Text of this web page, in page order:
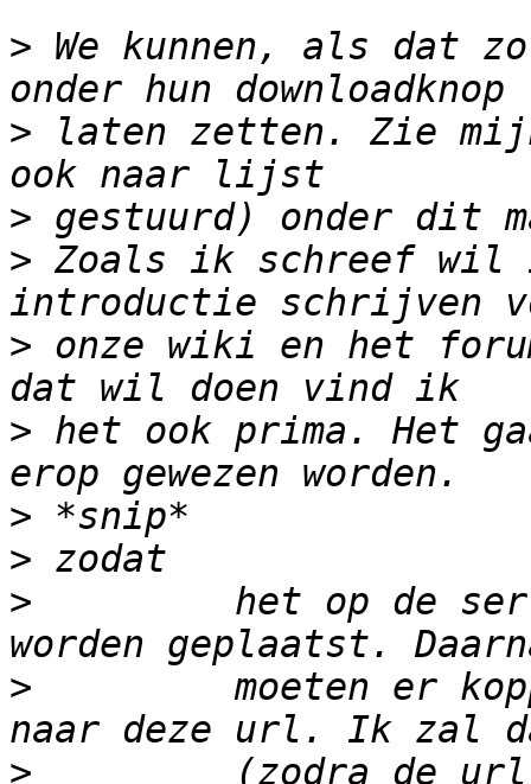
> We kunnen, als
> laten zetten. Zie
>
> Zoals ik schreef wil
> onze wiki en het
> het ook prima. Het
>
>
>
het op de
>
moeten er
>
(zodra de